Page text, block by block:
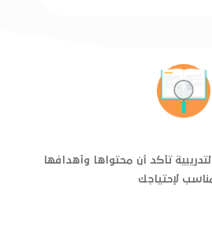
تأكد أن محتواها وأهدافها
لإحتياجك